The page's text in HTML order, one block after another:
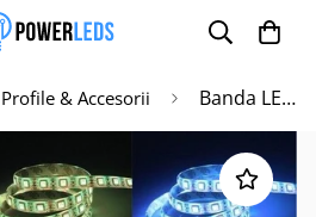
& Accesorii Banda LED 5050 RGB 120 SMD-ML Interior - rola 5 metri
notificările